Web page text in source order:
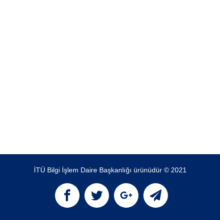
İTÜ Bilgi İşlem Daire Başkanlığı ürünüdür © 2021